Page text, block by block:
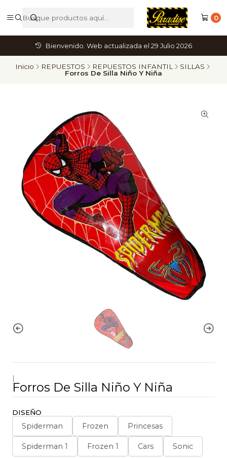
0
Bienvenido. Web actualizada el 29 Julio 2026
Inicio REPUESTOS REPUESTOS INFANTIL
SILLAS
Forros De Silla Niño Y Niña
|
Forros De Silla Niño Y Niña
DISEÑO
Spiderman Frozen Princesas
Spiderman 1 Frozen 1 Cars Sonic